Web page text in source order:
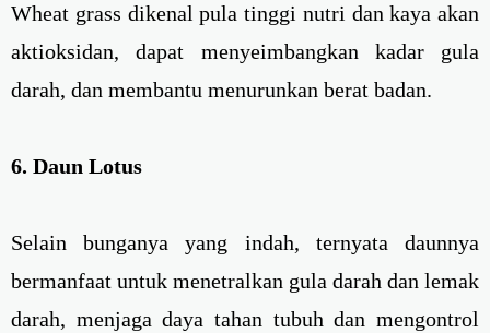
Wheat grass dikenal pula tinggi nutri dan kaya akan
aktioksidan, dapat menyeimbangkan kadar gula
darah, dan membantu menurunkan berat badan.
6. Daun Lotus
Selain bunganya yang indah, ternyata daunnya
bermanfaat untuk menetralkan gula darah dan lemak
darah, menjaga daya tahan tubuh dan mengontrol